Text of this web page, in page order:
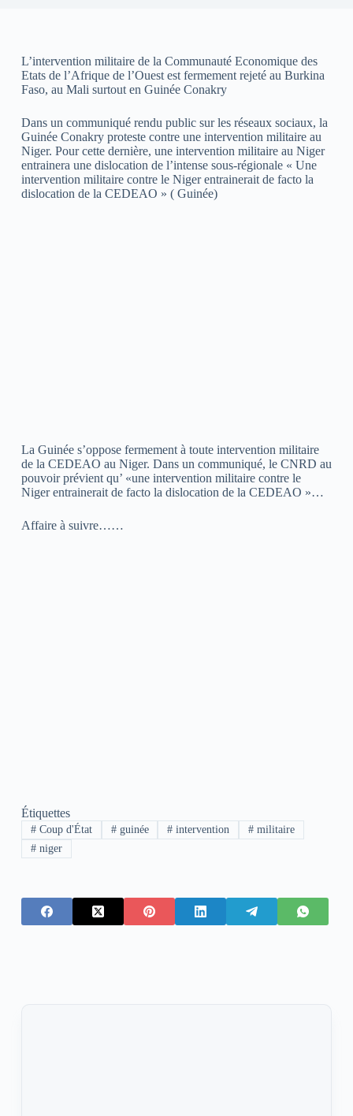
L’intervention militaire de la Communauté Economique des
Etats de l’Afrique de l’Ouest est fermement rejeté au Burkina
Faso, au Mali surtout en Guinée Conakry
Dans un communiqué rendu public sur les réseaux sociaux, la
Guinée Conakry proteste contre une intervention militaire au
Niger. Pour cette dernière, une intervention militaire au Niger
entrainera une dislocation de l’intense sous-régionale « Une
intervention militaire contre le Niger entrainerait de facto la
dislocation de la CEDEAO » ( Guinée)
La Guinée s’oppose fermement à toute intervention militaire
de la CEDEAO au Niger. Dans un communiqué, le CNRD au
pouvoir prévient qu’ «une intervention militaire contre le
Niger entrainerait de facto la dislocation de la CEDEAO »…
Affaire à suivre……
Étiquettes
#Coup d'État #guinée # intervention # militaire
#niger